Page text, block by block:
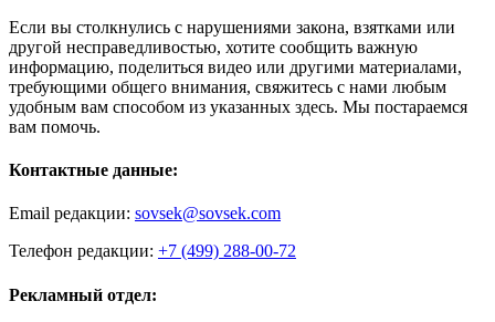
Если вы столкнулись с нарушениями закона, взятками или
другой несправедливостью, хотите сообщить важную
информацию, поделиться видео или другими материалами,
требующими общего внимания, свяжитесь с нами любым
удобным вам способом из указанных здесь. Мы постараемся
вам помочь.
Контактные данные:
Email редакции: sovsek@sovsek.com
Телефон редакции: +7 (499) 288-00-72
Рекламный отдел: